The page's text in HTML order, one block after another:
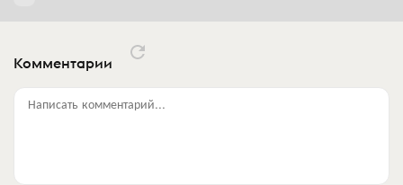
Комментарии
Написать комментарий...